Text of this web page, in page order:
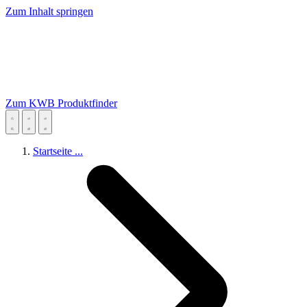
Zum Inhalt springen
Zum KWB Produktfinder
Startseite ...